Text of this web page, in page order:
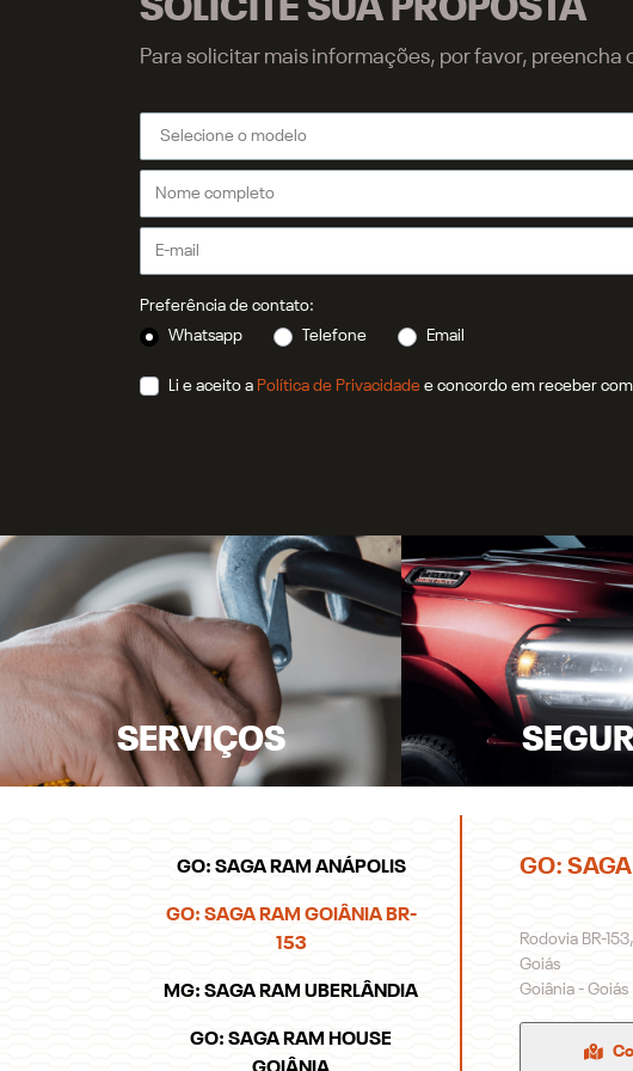
SOLICITE SUA PROPOSTA
Para solicitar mais informações, por favor,
Preferência de contato:
Whatsapp
Telefone Email
Li e aceito a Política de Privacidade e concordo em receber
SERVIÇOS
GO: SAGA RAM ANÁPOLIS
GO: SAGA RAM GOIÂNIA BR-
153
MG: SAGA RAM UBERLÂNDIA
GO: SAGA RAM HOUSE
GO:
Rodovia BR-
Goiás
Goiânia - Goiás